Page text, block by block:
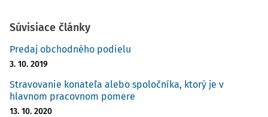
Súvisiace články
Predaj obchodného podielu
3. 10. 2019
Stravovanie konateľa alebo spoločníka, ktorý je v
hlavnom pracovnom pomere
13. 10. 2020